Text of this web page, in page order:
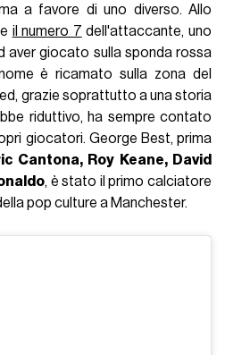
a favore di uno diverso. Allo
il numero 7 dell'attaccante, uno
aver giocato sulla sponda rossa
è ricamato sulla zona del
grazie soprattutto a una storia
riduttivo, ha sempre contato
giocatori. George Best, prima
Cantona, Roy Keane, David
, è stato il primo calciatore
pop culture a Manchester.